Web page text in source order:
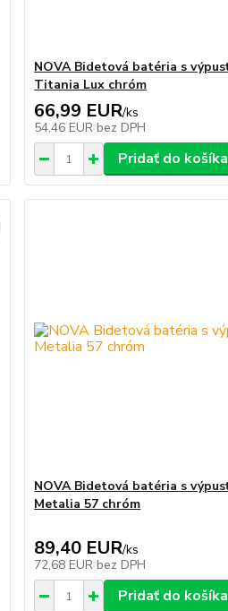
NOVA Bidetová batéria s
Titania Lux chróm
66,99 EUR/ks
54,46 EUR bez DPH
Pridať do košíka
NOVA Bidetová batéria s
Metalia 57 chróm
89,40 EUR/ks
72,68 EUR bez DPH
Pridať do košíka